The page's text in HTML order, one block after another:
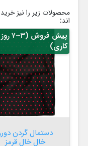
محصولات زیر را نیز
اند:
دستمال گردن
خال خال قرمز
پیش فروش (۳~۷ روز
کاری)